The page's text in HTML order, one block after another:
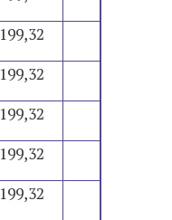
199,32
199,32
199,32
199,32
199,32